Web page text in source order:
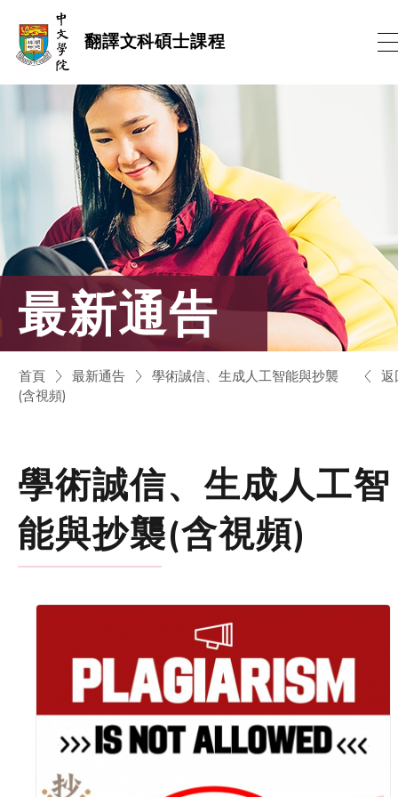
翻譯文科碩士課程
內
輸
入
鍵)
最新通告
首頁 最新通告
學術誠信、生成人工智能與抄襲
(含視頻)
返
學術誠信、生成人工智
能與抄襲(含視頻)